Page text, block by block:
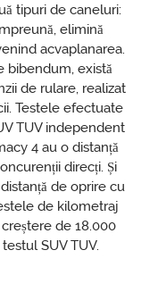
tipuri de caneluri:
elimină
acvaplanarea.
bibendum, există
de rulare, realizat
Testele efectuate
TUV independent
4 au o distanță
direcți. Și
de oprire cu
de kilometraj
de 18.000
SUV TUV.